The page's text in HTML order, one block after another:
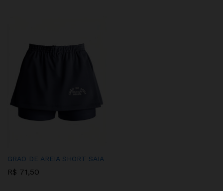
GRAO DE AREIA SHORT SAIA
R$ 71,50